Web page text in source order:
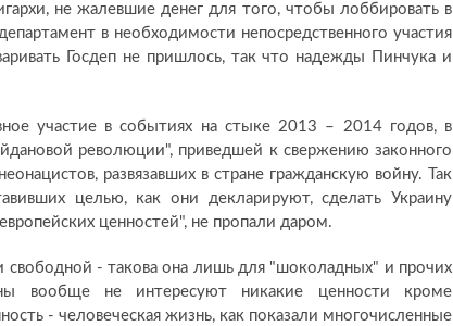
не жалевшие денег для того, чтобы лоббировать в
в необходимости непосредственного участия
Госдеп не пришлось, так что надежды Пинчука и
участие в событиях на стыке 2013 – 2014 годов, в
революции", приведшей к свержению законного
развязавших в стране гражданскую войну. Так
целью, как они декларируют, сделать Украину
ценностей", не пропали даром.
свободной - такова она лишь для "шоколадных" и прочих
вообще не интересуют никакие ценности кроме
- человеческая жизнь, как показали многочисленные